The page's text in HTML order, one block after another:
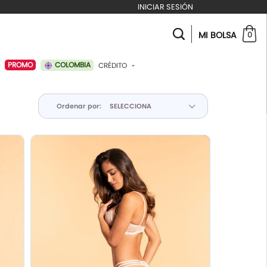
INICIAR SESIÓN
PROMO COLOMBIA CRÉDITO
MI BOLSA 0
Ordenar por: